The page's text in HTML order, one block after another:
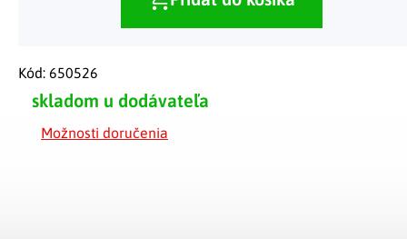
skladom u dodávateľa
Možnosti doručenia
Kód: 650526